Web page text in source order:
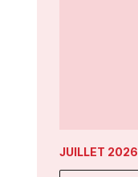
JUILLET 2026